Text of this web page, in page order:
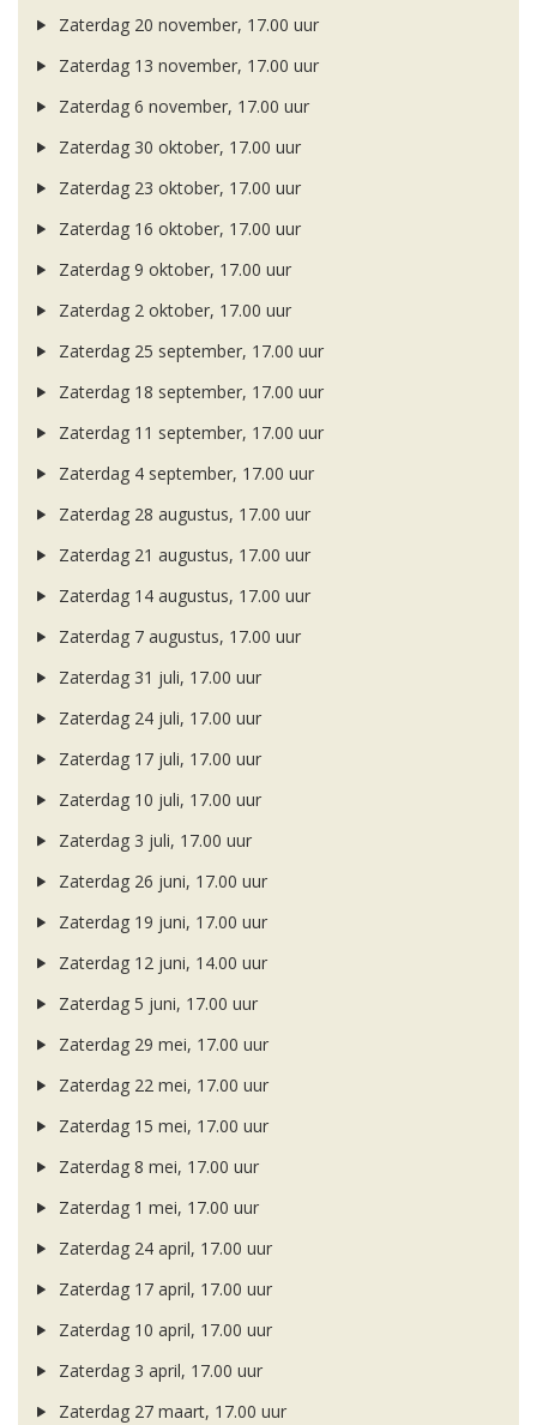
Zaterdag 20 november, 17.00 uur
Zaterdag 13 november, 17.00 uur
Zaterdag 6 november, 17.00 uur
Zaterdag 30 oktober, 17.00 uur
Zaterdag 23 oktober, 17.00 uur
Zaterdag 16 oktober, 17.00 uur
Zaterdag 9 oktober, 17.00 uur
Zaterdag 2 oktober, 17.00 uur
Zaterdag 25 september, 17.00 uur
Zaterdag 18 september, 17.00 uur
Zaterdag 11 september, 17.00 uur
Zaterdag 4 september, 17.00 uur
Zaterdag 28 augustus, 17.00 uur
Zaterdag 21 augustus, 17.00 uur
Zaterdag 14 augustus, 17.00 uur
Zaterdag 7 augustus, 17.00 uur
Zaterdag 31 juli, 17.00 uur
Zaterdag 24 juli, 17.00 uur
Zaterdag 17 juli, 17.00 uur
Zaterdag 10 juli, 17.00 uur
Zaterdag 3 juli, 17.00 uur
Zaterdag 26 juni, 17.00 uur
Zaterdag 19 juni, 17.00 uur
Zaterdag 12 juni, 14.00 uur
Zaterdag 5 juni, 17.00 uur
Zaterdag 29 mei, 17.00 uur
Zaterdag 22 mei, 17.00 uur
Zaterdag 15 mei, 17.00 uur
Zaterdag 8 mei, 17.00 uur
Zaterdag 1 mei, 17.00 uur
Zaterdag 24 april, 17.00 uur
Zaterdag 17 april, 17.00 uur
Zaterdag 10 april, 17.00 uur
Zaterdag 3 april, 17.00 uur
Zaterdag 27 maart, 17.00 uur